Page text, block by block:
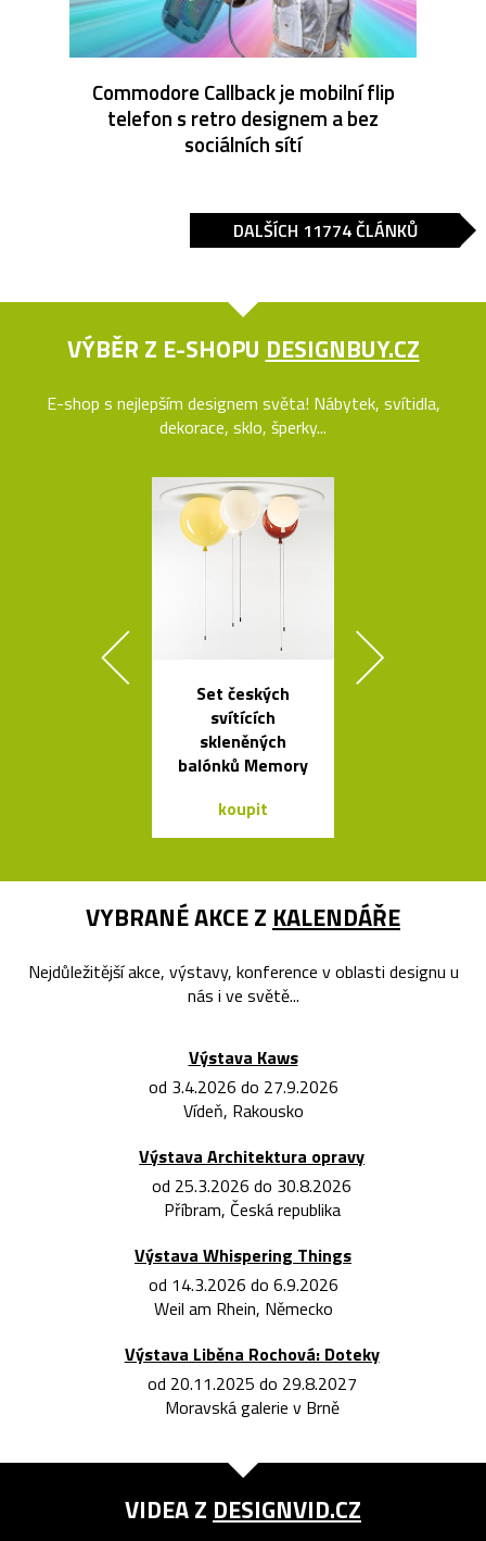
Commodore Callback je mobilní flip
telefon s retro designem a bez
sociálních sítí
DALŠÍCH 11774 ČLÁNKŮ
VÝBĚR Z E-SHOPU DESIGNBUY.CZ
E-shop s nejlepším designem světa! Nábytek, svítidla,
dekorace, sklo, šperky...
Set českých
svítících
skleněných
balónků Memory
koupit
VYBRANÉ AKCE Z KALENDÁŘE
Nejdůležitější akce, výstavy, konference v oblasti designu u
nás i ve světě...
Výstava Kaws
od 3.4.2026 do 27.9.2026
Vídeň, Rakousko
Výstava Architektura opravy
od 25.3.2026 do 30.8.2026
Příbram, Česká republika
Výstava Whispering Things
od 14.3.2026 do 6.9.2026
Weil am Rhein, Německo
Výstava Liběna Rochová: Doteky
od 20.11.2025 do 29.8.2027
Moravská galerie v Brně
VIDEA Z DESIGNVID.CZ